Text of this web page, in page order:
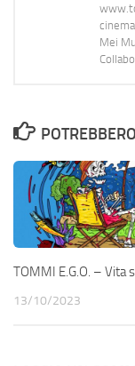
Mei
TOMMI E.G.O. – Vita
13/10/2023